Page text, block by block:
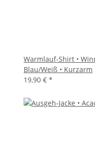
Warmlauf-Shirt •
Blau/Weiß • Kurzarm
19,90 € *